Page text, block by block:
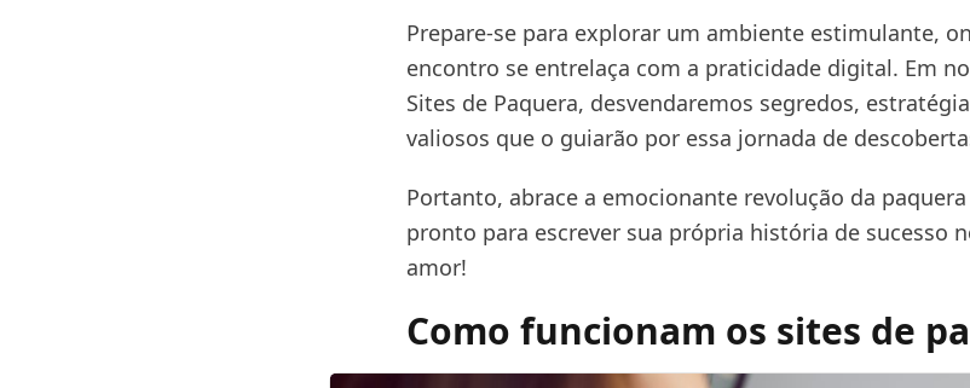
Prepare-se para explorar um ambiente estimulante,
encontro se entrelaça com a praticidade digital. Em
Sites de Paquera, desvendaremos segredos,
valiosos que o guiarão por essa jornada de
Portanto, abrace a emocionante revolução da
pronto para escrever sua própria história de sucesso
amor!
Como funcionam os sites de